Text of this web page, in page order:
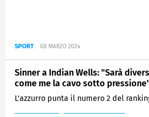
SPORT 08 MARZO 2024
Sinner a Indian Wells: "Sarà
come me la cavo sotto
L'azzurro punta il numero 2 del